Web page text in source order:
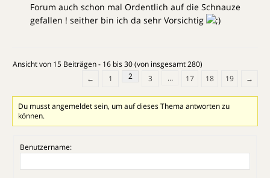
Forum auch schon mal Ordentlich auf die Schnauze
gefallen ! seither bin ich da sehr Vorsichtig
Ansicht von 15 Beiträgen - 16 bis 30 (von insgesamt 280)
←
1 2 3 … 17 18 19 →
Du musst angemeldet sein, um auf dieses Thema antworten zu
können.
Benutzername: